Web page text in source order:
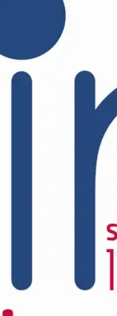
Not Defteri Kabı
Biala
Bağlama Kütüğü Kabı
Hasta Bileklikleri